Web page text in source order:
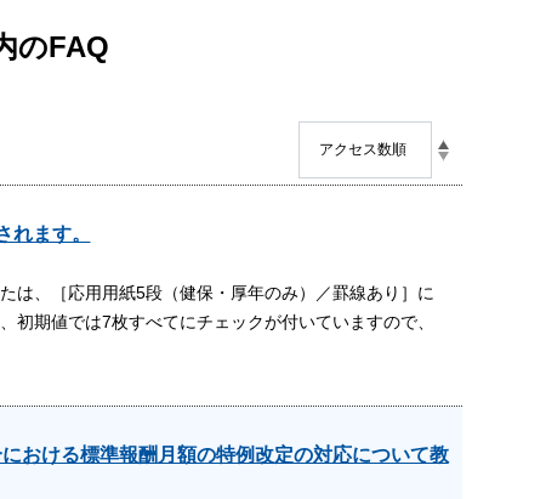
のFAQ
ます。
は、［応用用紙5段（健保・厚年のみ）／罫線あり］に
期値では7枚すべてにチェックが付いていますので、
おける標準報酬月額の特例改定の対応について教